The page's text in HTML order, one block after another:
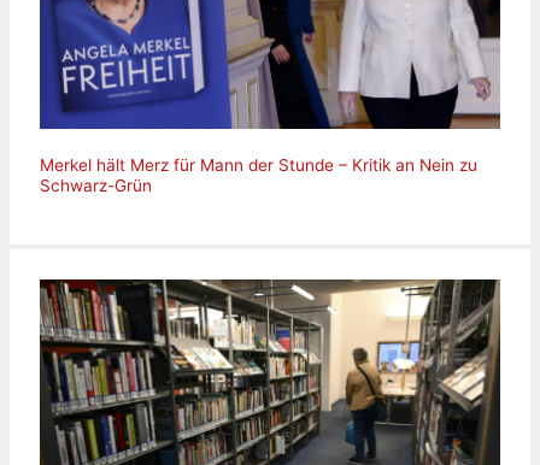
Merkel hält Merz für Mann der Stunde – Kritik an Nein zu
Schwarz-Grün